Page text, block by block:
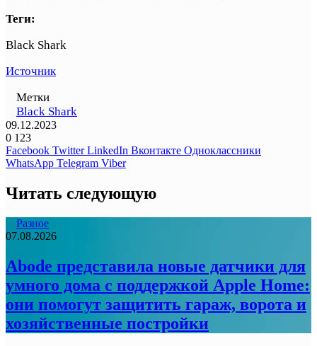
Теги:
Black Shark
Источник
Метки
Black Shark
09.12.2023
0 123
Facebook Twitter LinkedIn Вконтакте Одноклассники
WhatsApp Telegram Viber
Читать следующую
Разное
07.08.2026
Abode представила новые датчики для
умного дома с поддержкой Apple Home:
они помогут защитить гараж, ворота и
хозяйственные постройки